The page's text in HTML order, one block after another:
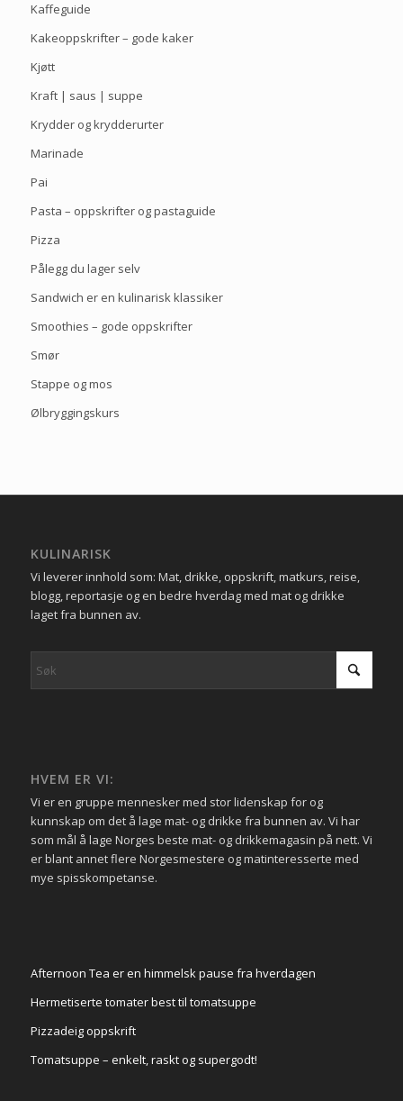
Kaffeguide
Kakeoppskrifter – gode kaker
Kjøtt
Kraft | saus | suppe
Krydder og krydderurter
Marinade
Pai
Pasta – oppskrifter og pastaguide
Pizza
Pålegg du lager selv
Sandwich er en kulinarisk klassiker
Smoothies – gode oppskrifter
Smør
Stappe og mos
Ølbryggingskurs
KULINARISK
Vi leverer innhold som: Mat, drikke, oppskrift, matkurs, reise,
blogg, reportasje og en bedre hverdag med mat og drikke
laget fra bunnen av.
HVEM ER VI:
Vi er en gruppe mennesker med stor lidenskap for og
kunnskap om det å lage mat- og drikke fra bunnen av. Vi har
som mål å lage Norges beste mat- og drikkemagasin på nett. Vi
er blant annet flere Norgesmestere og matinteresserte med
mye spisskompetanse.
Afternoon Tea er en himmelsk pause fra hverdagen
Hermetiserte tomater best til tomatsuppe
Pizzadeig oppskrift
Tomatsuppe – enkelt, raskt og supergodt!